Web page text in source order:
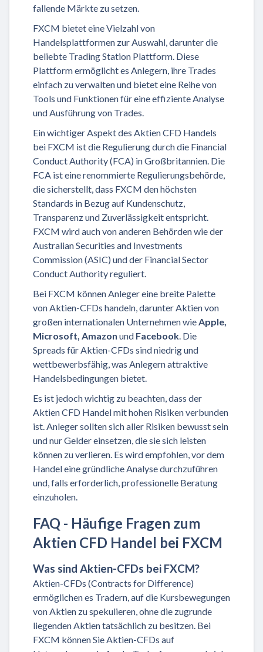
fallende Märkte zu setzen.
FXCM bietet eine Vielzahl von
Handelsplattformen zur Auswahl, darunter die
beliebte Trading Station Plattform. Diese
Plattform ermöglicht es Anlegern, ihre Trades
einfach zu verwalten und bietet eine Reihe von
Tools und Funktionen für eine effiziente Analyse
und Ausführung von Trades.
Ein wichtiger Aspekt des Aktien CFD Handels
bei FXCM ist die Regulierung durch die Financial
Conduct Authority (FCA) in Großbritannien. Die
FCA ist eine renommierte Regulierungsbehörde,
die sicherstellt, dass FXCM den höchsten
Standards in Bezug auf Kundenschutz,
Transparenz und Zuverlässigkeit entspricht.
FXCM wird auch von anderen Behörden wie der
Australian Securities and Investments
Commission (ASIC) und der Financial Sector
Conduct Authority reguliert.
Bei FXCM können Anleger eine breite Palette
von Aktien-CFDs handeln, darunter Aktien von
großen internationalen Unternehmen wieApple,
Microsoft, Amazon und Facebook. Die
Spreads für Aktien-CFDs sind niedrig und
wettbewerbsfähig, was Anlegern attraktive
Handelsbedingungen bietet.
Es ist jedoch wichtig zu beachten, dass der
Aktien CFD Handel mit hohen Risiken verbunden
ist. Anleger sollten sich aller Risiken bewusst sein
und nur Gelder einsetzen, die sie sich leisten
können zu verlieren. Es wird empfohlen, vor dem
Handel eine gründliche Analyse durchzuführen
und, falls erforderlich, professionelle Beratung
einzuholen.
FAQ - Häufige Fragen zum
Aktien CFD Handel bei FXCM
Was sind Aktien-CFDs bei FXCM?
Aktien-CFDs (Contracts for Difference)
ermöglichen es Tradern, auf die Kursbewegungen
von Aktien zu spekulieren, ohne die zugrunde
liegenden Aktien tatsächlich zu besitzen. Bei
FXCM können Sie Aktien-CFDs auf